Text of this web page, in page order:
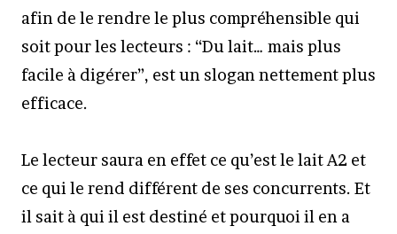
afin de le rendre le plus compréhensible qui
soit pour les lecteurs : “Du lait… mais plus
facile à digérer”, est un slogan nettement plus
efficace.
Le lecteur saura en effet ce qu’est le lait A2 et
ce qui le rend différent de ses concurrents. Et
il sait à qui il est destiné et pourquoi il en a